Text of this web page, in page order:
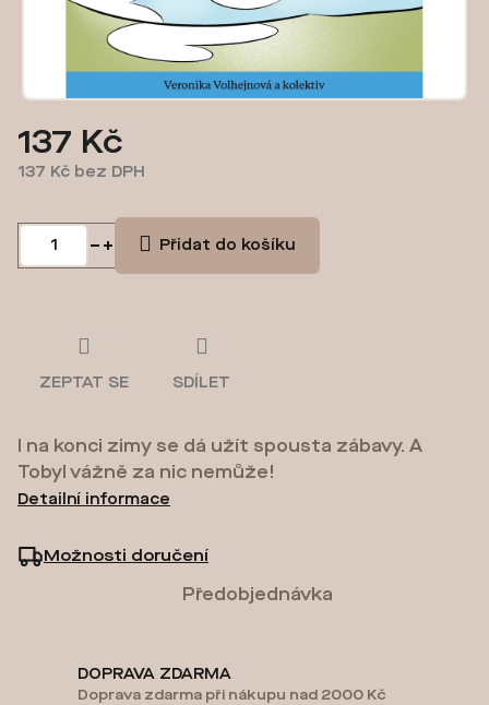
137 Kč
137 Kč bez DPH
Předobjednávka
Možnosti doručení
Přidat do košíku
I na konci zimy se dá užít spousta zábavy. A
Tobyl vážně za nic nemůže!
Detailní informace
ZEPTAT SE SDÍLET
DOPRAVA ZDARMA
Doprava zdarma při nákupu nad 2000 Kč